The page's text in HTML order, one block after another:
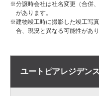
※分譲時会社は社名変更（合併
があります。
※建物竣工時に撮影した竣工写
合、現況と異なる可能性があり
ユートピアレジデン